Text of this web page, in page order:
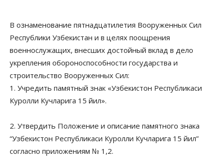
В ознаменование пятнадцатилетия Вооруженных Сил
Республики Узбекистан и в целях поощрения
военнослужащих, внесших достойный вклад в дело
укрепления обороноспособности государства и
строительство Вооруженных Сил:
1. Учредить памятный знак «Узбекистон Республикаси
Куролли Кучларига 15 йил».
2. Утвердить Положение и описание памятного знака
“Узбекистон Республикаси Куролли Кучларига 15 йил”
согласно приложениям № 1,2.